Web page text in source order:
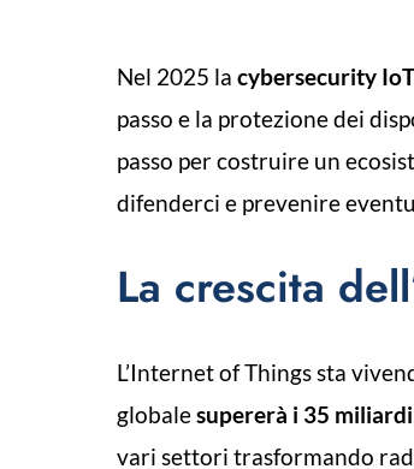
Nel 2025 la cybersecurity IoT
passo e la protezione dei
passo per costruire un
difenderci e prevenire
La crescita
L’Internet of Things sta
globalesupererà i 35 miliardi
vari settori trasformando